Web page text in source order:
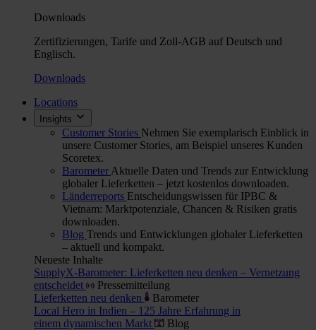
Downloads
Zertifizierungen, Tarife und Zoll-AGB auf Deutsch und
Englisch.
Downloads
Locations
Insights
Customer Stories Nehmen Sie exemplarisch Einblick in
unsere Customer Stories, am Beispiel unseres Kunden
Scoretex.
Barometer Aktuelle Daten und Trends zur Entwicklung
globaler Lieferketten – jetzt kostenlos downloaden.
Länderreports Entscheidungswissen für IPBC &
Vietnam: Marktpotenziale, Chancen & Risiken gratis
downloaden.
Blog Trends und Entwicklungen globaler Lieferketten
– aktuell und kompakt.
Neueste Inhalte
SupplyX-Barometer: Lieferketten neu denken – Vernetzung
entscheidet
Pressemitteilung
Lieferketten neu denken
Barometer
Local Hero in Indien – 125 Jahre Erfahrung in
einem dynamischen Markt
Blog